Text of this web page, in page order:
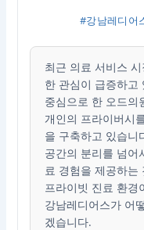
#강남레디어
최근 의료 서비스
한 관심이 급증하고
중심으로 한 오드의
개인의 프라이버시
을 구축하고 있습니
공간의 분리를 넘어
료 경험을 제공하는
프라이빗 진료 환경
강남레디어스가 어
겠습니다.